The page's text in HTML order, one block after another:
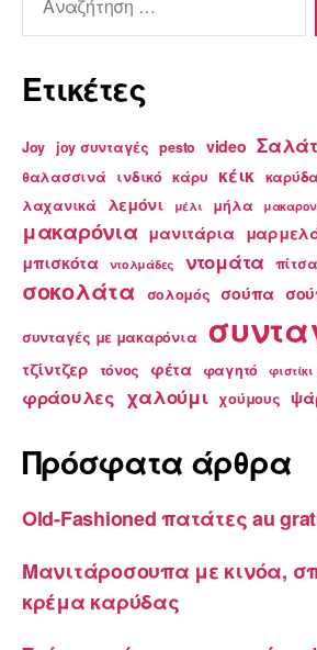
για:
Ετικέτες
Joy joy συνταγές pesto video
θαλασσινά ινδικό κάρυ κέικ καρύδα
λαχανικά λεμόνι μέλι μήλα
μακαρόνια μανιτάρια
μπισκότα ντολμάδες ντομάτα πίτσα
σοκολάτα σολομός σούπα
συνταγές με μακαρόνια
τζίντζερ τόνος φέτα φαγητό
φράουλες χαλούμι χούμους
Πρόσφατα άρθρα
Old-Fashioned πατάτες au
Μανιτάροσουπα με κινόα,
κρέμα καρύδας